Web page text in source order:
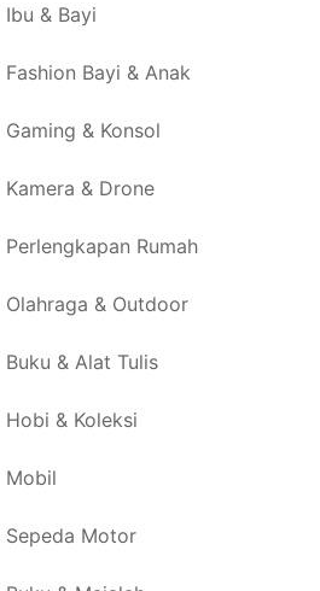
Ibu & Bayi
Fashion Bayi & Anak
Gaming & Konsol
Kamera & Drone
Perlengkapan Rumah
Olahraga & Outdoor
Buku & Alat Tulis
Hobi & Koleksi
Mobil
Sepeda Motor